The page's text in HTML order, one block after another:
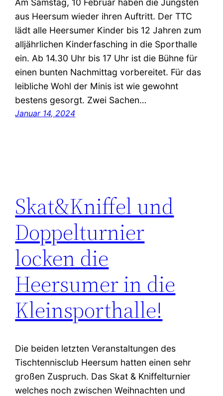
Am Samstag, 10 Februar haben die Jüngsten
aus Heersum wieder ihren Auftritt. Der TTC
lädt alle Heersumer Kinder bis 12 Jahren zum
alljährlichen Kinderfasching in die Sporthalle
ein. Ab 14.30 Uhr bis 17 Uhr ist die Bühne für
einen bunten Nachmittag vorbereitet. Für das
leibliche Wohl der Minis ist wie gewohnt
bestens gesorgt. Zwei Sachen…
Januar 14, 2024
Skat&Kniffel und
Doppelturnier
locken die
Heersumer in die
Kleinsporthalle!
Die beiden letzten Veranstaltungen des
Tischtennisclub Heersum hatten einen sehr
großen Zuspruch. Das Skat & Kniffelturnier
welches noch zwischen Weihnachten und